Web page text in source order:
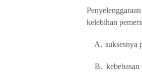
kelebihan
A. suksesnya
B.